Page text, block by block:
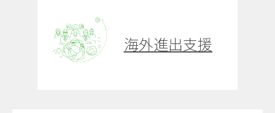
海外進出支援